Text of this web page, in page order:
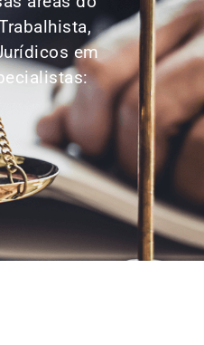
em